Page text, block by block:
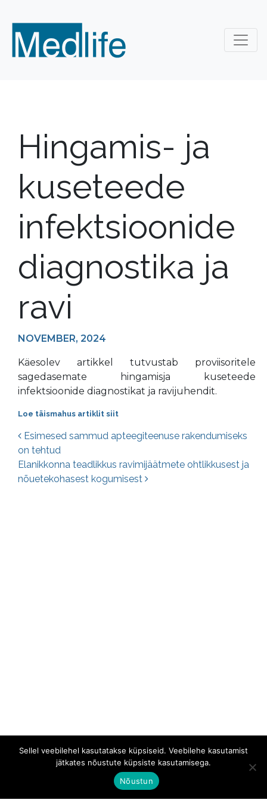
Hingamis- ja
kuseteede
infektsioonide
diagnostika ja
ravi
NOVEMBER, 2024
Käesolev artikkel tutvustab proviisoritele
sagedasemate hingamisja kuseteede
infektsioonide diagnostikat ja ravijuhendit.
Loe täismahus artiklit siit
Postituste navigatsioon
Esimesed sammud apteegiteenuse rakendumiseks
on tehtud
Elanikkonna teadlikkus ravimijäätmete ohtlikkusest ja
nõuetekohasest kogumisest
Sellel veebilehel kasutatakse küpsiseid. Veebilehe kasutamist
jätkates nõustute küpsiste kasutamisega.
Nõustun